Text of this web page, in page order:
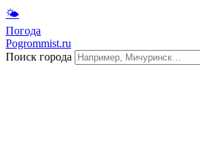
🌤
Погода
Pogrommist.ru
Поиск города